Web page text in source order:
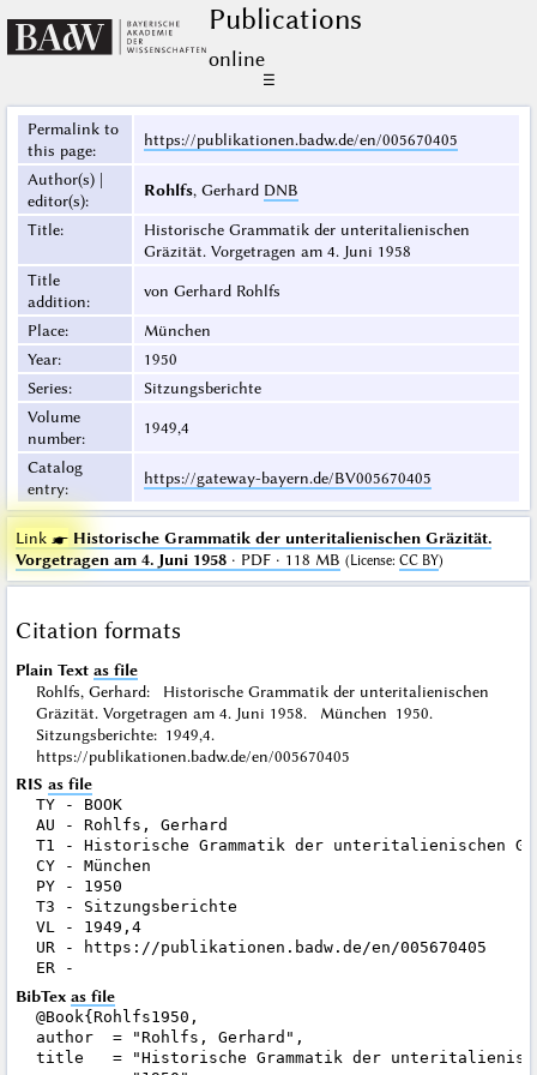
Publications
online
☰
Permalink to
this page:
https://publikationen.badw.de/en/005670405
Author(s) |
editor(s):
Rohlfs, Gerhard DNB
Title:
Historische Grammatik der unteritalienischen
Gräzität. Vorgetragen am 4. Juni 1958
Title
addition:
von Gerhard Rohlfs
Place:
München
Year:
1950
Series:
Sitzungsberichte
Volume
number:
1949,4
Catalog
entry:
https://gateway-bayern.de/BV005670405
Link ☛ Historische Grammatik der unteritalienischen Gräzität.
Vorgetragen am 4. Juni 1958· PDF · 118 MB (License: CC BY)
Citation formats
Plain Text as file
Rohlfs, Gerhard: Historische Grammatik der unteritalienischen
Gräzität. Vorgetragen am 4. Juni 1958. München 1950.
Sitzungsberichte: 1949,4.
https://publikationen.badw.de/en/005670405
RIS as file
TY - BOOK
AU - Rohlfs, Gerhard
T1 - Historische Grammatik der unteritalienischen
CY - München
PY - 1950
T3 - Sitzungsberichte
VL - 1949,4
UR - https://publikationen.badw.de/en/005670405
BibTex as file
@Book{Rohlfs1950,
author  = "Rohlfs, Gerhard",
title   = "Historische Grammatik der